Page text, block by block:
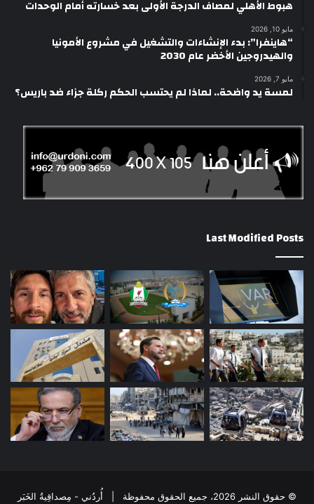
هبوط الأهلي لمصاف الدرجة الأولى بعد خسارته أمام الوحدات
مايو 10, 2026
“هاينفرا”: بدء الإنشاءات والتشغيل في مشروع الأمونيا
والهيدروجين الأخضر عام 2030
مايو 7, 2026
لمسة يد واضحة.. لماذا لم يحتسب الحكم ركلة جزاء ضد باريس؟
Last Modified Posts
© حقوق النشر 2026، جميع الحقوق محفوظة | أُردُني - مِصداقِيةُ الخَبَر